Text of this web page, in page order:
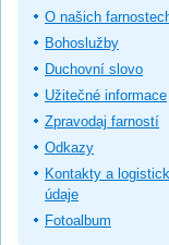
O našich
Bohoslužby
Duchovní slovo
Užitečné informace
Zpravodaj farností
Odkazy
Kontakty a
údaje
Fotoalbum